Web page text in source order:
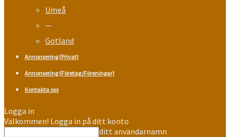
Umeå
—
Gotland
Annonsering (Privat)
Annonsering (Företag/Föreningar)
Kontakta oss
Logga in
Välkommen! Logga in på ditt konto
ditt användarnamn